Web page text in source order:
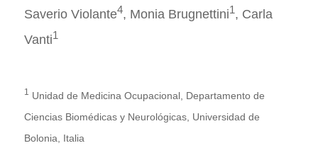
Saverio Violante4, Monia Brugnettini1, Carla
Vanti1
1 Unidad de Medicina Ocupacional, Departamento de
Ciencias Biomédicas y Neurológicas, Universidad de
Bolonia, Italia